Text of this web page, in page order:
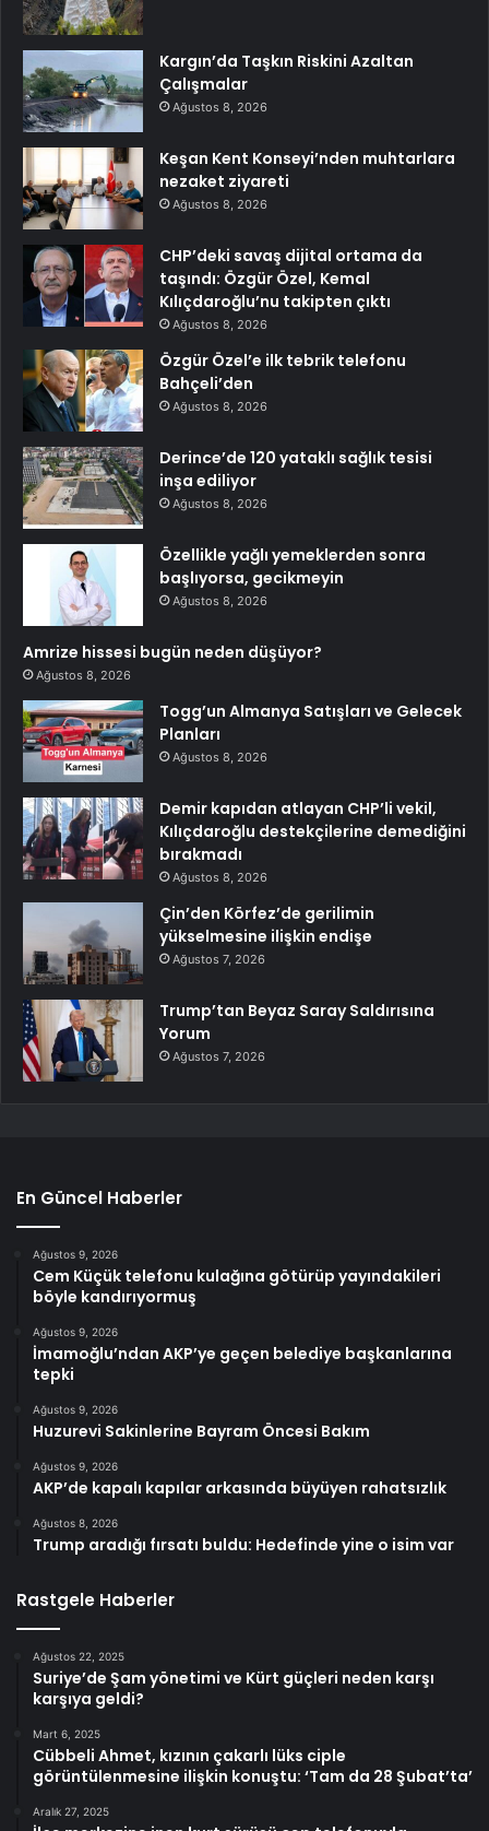
Kargın’da Taşkın Riskini Azaltan
Çalışmalar
Ağustos 8, 2026
Keşan Kent Konseyi’nden muhtarlara
nezaket ziyareti
Ağustos 8, 2026
CHP’deki savaş dijital ortama da
taşındı: Özgür Özel, Kemal
Kılıçdaroğlu’nu takipten çıktı
Ağustos 8, 2026
Özgür Özel’e ilk tebrik telefonu
Bahçeli’den
Ağustos 8, 2026
Derince’de 120 yataklı sağlık tesisi
inşa ediliyor
Ağustos 8, 2026
Özellikle yağlı yemeklerden sonra
başlıyorsa, gecikmeyin
Ağustos 8, 2026
Amrize hissesi bugün neden düşüyor?
Ağustos 8, 2026
Togg’un Almanya Satışları ve Gelecek
Planları
Ağustos 8, 2026
Demir kapıdan atlayan CHP’li vekil,
Kılıçdaroğlu destekçilerine demediğini
bırakmadı
Ağustos 8, 2026
Çin’den Körfez’de gerilimin
yükselmesine ilişkin endişe
Ağustos 7, 2026
Trump’tan Beyaz Saray Saldırısına
Yorum
Ağustos 7, 2026
En Güncel Haberler
Ağustos 9, 2026
Cem Küçük telefonu kulağına götürüp yayındakileri
böyle kandırıyormuş
Ağustos 9, 2026
İmamoğlu’ndan AKP’ye geçen belediye başkanlarına
tepki
Ağustos 9, 2026
Huzurevi Sakinlerine Bayram Öncesi Bakım
Ağustos 9, 2026
AKP’de kapalı kapılar arkasında büyüyen rahatsızlık
Ağustos 8, 2026
Trump aradığı fırsatı buldu: Hedefinde yine o isim var
Rastgele Haberler
Ağustos 22, 2025
Suriye’de Şam yönetimi ve Kürt güçleri neden karşı
karşıya geldi?
Mart 6, 2025
Cübbeli Ahmet, kızının çakarlı lüks ciple
görüntülenmesine ilişkin konuştu: ‘Tam da 28 Şubat’ta’
Aralık 27, 2025